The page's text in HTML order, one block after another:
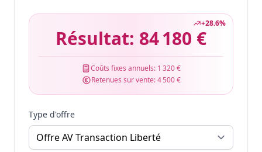
+28.6%
Résultat: 84 180 €
Coûts fixes annuels: 1 320 €
Retenues sur vente:4 500 €
Type d'offre